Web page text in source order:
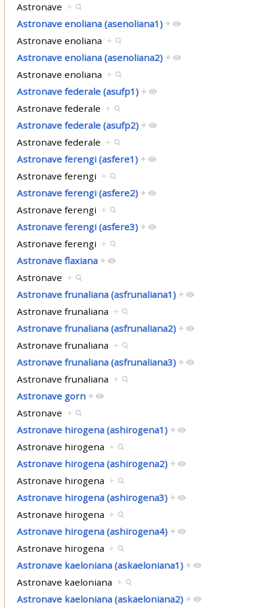
Astronave +
Astronave enoliana (asenoliana1) +
Astronave enoliana +
Astronave enoliana (asenoliana2) +
Astronave enoliana +
Astronave federale (asufp1) +
Astronave federale +
Astronave federale (asufp2) +
Astronave federale +
Astronave ferengi (asfere1) +
Astronave ferengi +
Astronave ferengi (asfere2) +
Astronave ferengi +
Astronave ferengi (asfere3) +
Astronave ferengi +
Astronave flaxiana +
Astronave +
Astronave frunaliana (asfrunaliana1) +
Astronave frunaliana +
Astronave frunaliana (asfrunaliana2) +
Astronave frunaliana +
Astronave frunaliana (asfrunaliana3) +
Astronave frunaliana +
Astronave gorn +
Astronave +
Astronave hirogena (ashirogena1) +
Astronave hirogena +
Astronave hirogena (ashirogena2) +
Astronave hirogena +
Astronave hirogena (ashirogena3) +
Astronave hirogena +
Astronave hirogena (ashirogena4) +
Astronave hirogena +
Astronave kaeloniana (askaeloniana1) +
Astronave kaeloniana +
Astronave kaeloniana (askaeloniana2) +